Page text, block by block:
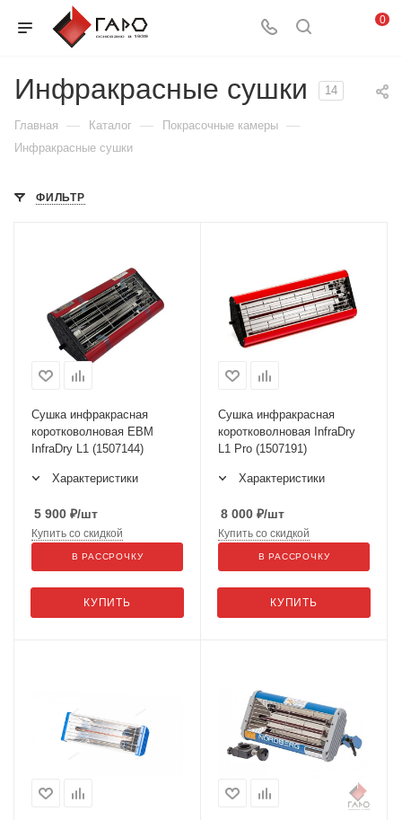
0
Инфракрасные сушки 14
Главная — Каталог — Покрасочные камеры —
Инфракрасные сушки
ФИЛЬТР
Сушка инфракрасная
коротковолновая ЕВМ
InfraDry L1 (1507144)
Характеристики
5 900 ₽/шт
КУПИТЬ
Купить со скидкой
В РАССРОЧКУ
Сушка инфракрасная
коротковолновая InfraDry
L1 Pro (1507191)
Характеристики
8 000 ₽/шт
КУПИТЬ
Купить со скидкой
В РАССРОЧКУ